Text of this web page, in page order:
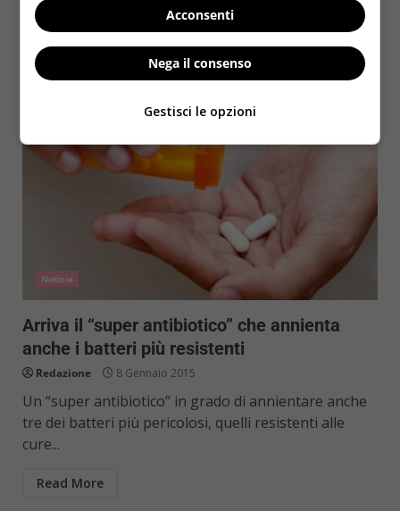
gli italiani non appena l’autunno fa la sua comparsa...
Read More
Notizie
Arriva il “super antibiotico” che annienta
anche i batteri più resistenti
Redazione 8 Gennaio 2015
Un “super antibiotico” in grado di annientare anche
tre dei batteri più pericolosi, quelli resistenti alle
cure...
Read More
Acconsenti
Nega il consenso
Gestisci le opzioni